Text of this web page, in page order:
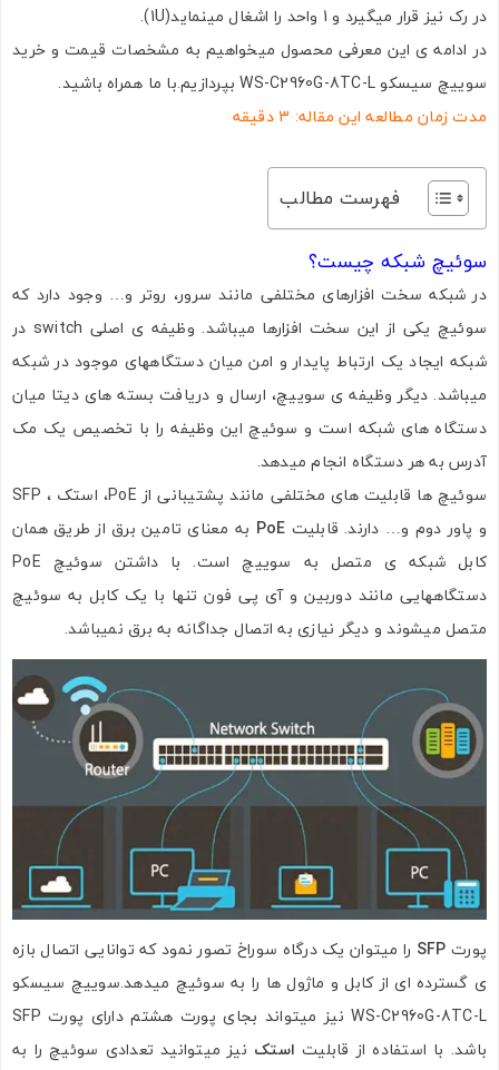
در رک نیز قرار میگیرد و 1 واحد را اشغال مینماید(1U).
در ادامه ی این معرفی محصول میخواهیم به مشخصات قیمت و خرید
سوییچ سیسکو WS-C2960G-8TC-L بپردازیم.با ما همراه باشید.
مدت زمان مطالعه این مقاله: 3 دقیقه
فهرست مطالب
سوئیچ شبکه چیست؟
در شبکه سخت افزارهای مختلفی مانند سرور، روتر و… وجود دارد که
سوئیچ یکی از این سخت افزارها میباشد. وظیفه ی اصلی switch در
شبکه ایجاد یک ارتباط پایدار و امن میان دستگاههای موجود در شبکه
میباشد. دیگر وظیفه ی سوییچ، ارسال و دریافت بسته های دیتا میان
دستگاه های شبکه است و سوئیچ این وظیفه را با تخصیص یک مک
آدرس به هر دستگاه انجام میدهد.
سوئیچ ها قابلیت های مختلفی مانند پشتیبانی از PoE، استک ، SFP
و پاور دوم و… دارند. قابلیت PoE به معنای تامین برق از طریق همان
کابل شبکه ی متصل به سوییچ است. با داشتن سوئیچ PoE
دستگاههایی مانند دوربین و آی پی فون تنها با یک کابل به سوئیچ
متصل میشوند و دیگر نیازی به اتصال جداگانه به برق نمیباشد.
پورت SFP را میتوان یک درگاه سوراخ تصور نمود که توانایی اتصال بازه
ی گسترده ای از کابل و ماژول ها را به سوئیچ میدهد.سوییچ سیسکو
WS-C2960G-8TC-L نیز میتواند بجای پورت هشتم دارای پورت SFP
باشد. با استفاده از قابلیت استک نیز میتوانید تعدادی سوئیچ را به